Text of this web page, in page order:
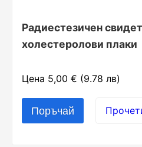
Радиестезичен
холестеролови плаки
Цена 5,00 € (9.78 лв)